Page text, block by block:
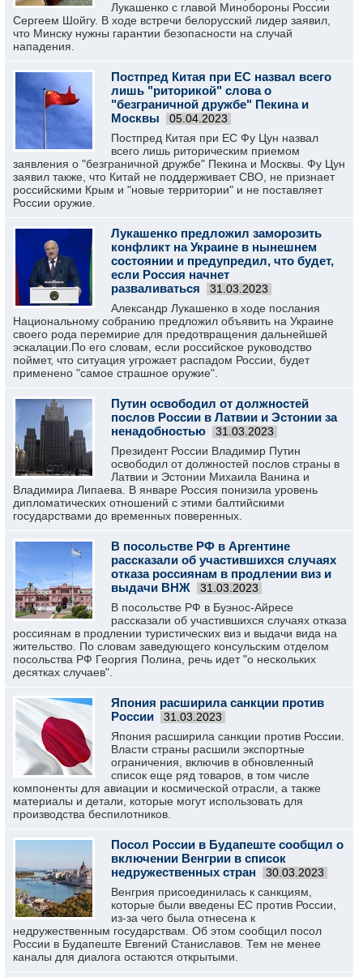
Лукашенко с главой Минобороны России
Сергеем Шойгу. В ходе встречи белорусский лидер заявил,
что Минску нужны гарантии безопасности на случай
нападения.
Постпред Китая при ЕС назвал всего
лишь "риторикой" слова о
"безграничной дружбе" Пекина и
Москвы
05.04.2023
Постпред Китая при ЕС Фу Цун назвал
всего лишь риторическим приемом
заявления о "безграничной дружбе" Пекина и Москвы. Фу Цун
заявил также, что Китай не поддерживает СВО, не признает
российскими Крым и "новые территории" и не поставляет
России оружие.
Лукашенко предложил заморозить
конфликт на Украине в нынешнем
состоянии и предупредил, что будет,
если Россия начнет
разваливаться
31.03.2023
Александр Лукашенко в ходе послания
Национальному собранию предложил объявить на Украине
своего рода перемирие для предотвращения дальнейшей
эскалации.По его словам, если российское руководство
поймет, что ситуация угрожает распадом России, будет
применено "самое страшное оружие".
Путин освободил от должностей
послов России в Латвии и Эстонии за
ненадобностью
31.03.2023
Президент России Владимир Путин
освободил от должностей послов страны в
Латвии и Эстонии Михаила Ванина и
Владимира Липаева. В январе Россия понизила уровень
дипломатических отношений с этими балтийскими
государствами до временных поверенных.
В посольстве РФ в Аргентине
рассказали об участившихся случаях
отказа россиянам в продлении виз и
выдачи ВНЖ
31.03.2023
В посольстве РФ в Буэнос-Айресе
рассказали об участившихся случаях отказа
россиянам в продлении туристических виз и выдачи вида на
жительство. По словам заведующего консульским отделом
посольства РФ Георгия Полина, речь идет "о нескольких
десятках случаев".
Япония расширила санкции против
России
31.03.2023
Япония расширила санкции против России.
Власти страны расшили экспортные
ограничения, включив в обновленный
список еще ряд товаров, в том числе
компоненты для авиации и космической отрасли, а также
материалы и детали, которые могут использовать для
производства беспилотников.
Посол России в Будапеште сообщил о
включении Венгрии в список
недружественных стран
30.03.2023
Венгрия присоединилась к санкциям,
которые были введены ЕС против России,
из-за чего была отнесена к
недружественным государствам. Об этом сообщил посол
России в Будапеште Евгений Станиславов. Тем не менее
каналы для диалога остаются открытыми.